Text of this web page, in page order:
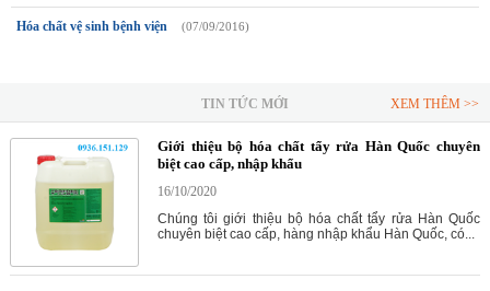
Hóa chất vệ sinh bệnh viện (07/09/2016)
TIN TỨC MỚI XEM THÊM >>
Giới thiệu bộ hóa chất tẩy rửa Hàn Quốc chuyên
biệt cao cấp, nhập khẩu
16/10/2020
Chúng tôi giới thiệu bộ hóa chất tẩy rửa Hàn Quốc
chuyên biệt cao cấp, hàng nhập khẩu Hàn Quốc, có...